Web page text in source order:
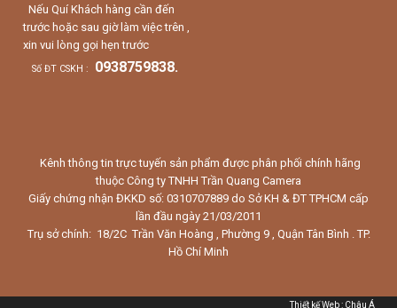
Nếu Quí Khách hàng cần đến
trước hoặc sau giờ làm việc trên ,
xin vui lòng gọi hẹn trước
Số ĐT CSKH : 0938759838.
Kênh thông tin trực tuyến sản phẩm được phân phối chính hãng
thuộc Công ty TNHH Trần Quang Camera
Giấy chứng nhận ĐKKD số: 0310707889 do Sở KH & ĐT TPHCM cấp
lần đầu ngày 21/03/2011
Trụ sở chính: 18/2C Trần Văn Hoàng , Phường 9 , Quận Tân Bình . TP.
Hồ Chí Minh
Thiết kế Web: Châu Á